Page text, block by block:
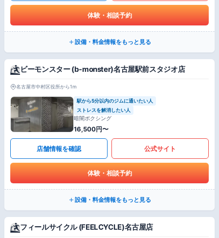
体験・相談予約
設備・料金情報をもっと見る
ビーモンスター (b-monster)名古屋駅前スタジオ店
名古屋市中村区役所から1m
駅から5分以内のジムに通いたい人
ストレスを解消したい人
暗闇ボクシング
16,500円〜
店舗情報を確認 公式サイト
体験・相談予約
設備・料金情報をもっと見る
フィールサイクル (FEELCYCLE)名古屋店